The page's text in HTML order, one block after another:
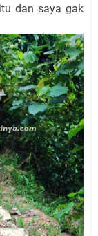
dan saya gak